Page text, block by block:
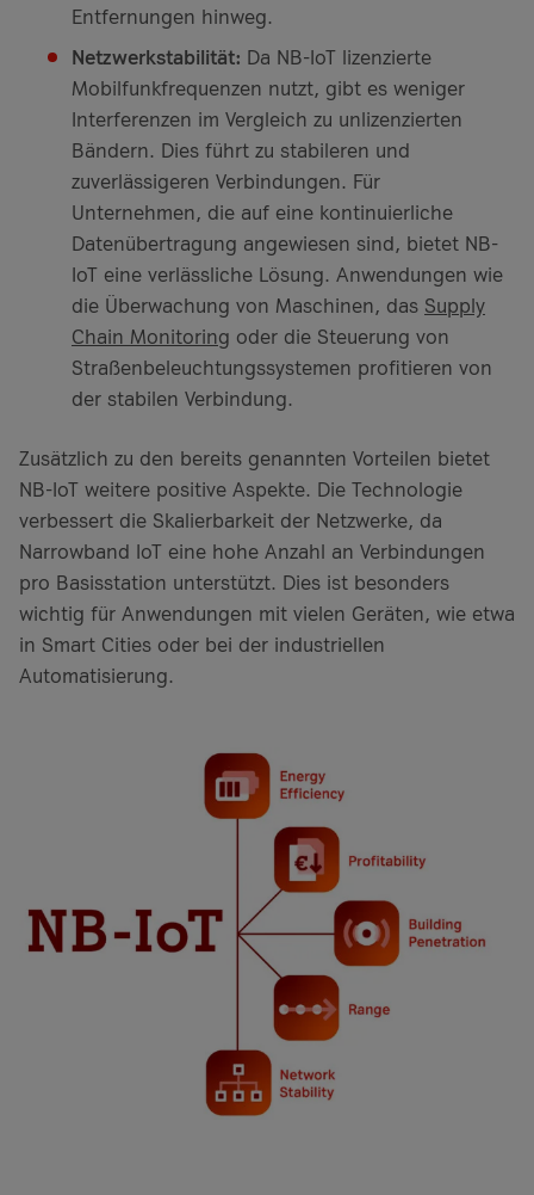
Entfernungen hinweg.
Netzwerkstabilität: Da NB-IoT lizenzierte
Mobilfunkfrequenzen nutzt, gibt es weniger
Interferenzen im Vergleich zu unlizenzierten
Bändern. Dies führt zu stabileren und
zuverlässigeren Verbindungen. Für
Unternehmen, die auf eine kontinuierliche
Datenübertragung angewiesen sind, bietet NB-
IoT eine verlässliche Lösung. Anwendungen wie
die Überwachung von Maschinen, das Supply
Chain Monitoring oder die Steuerung von
Straßenbeleuchtungssystemen profitieren von
der stabilen Verbindung.
Zusätzlich zu den bereits genannten Vorteilen bietet
NB-IoT weitere positive Aspekte. Die Technologie
verbessert die Skalierbarkeit der Netzwerke, da
Narrowband IoT eine hohe Anzahl an Verbindungen
pro Basisstation unterstützt. Dies ist besonders
wichtig für Anwendungen mit vielen Geräten, wie etwa
in Smart Cities oder bei der industriellen
Automatisierung.